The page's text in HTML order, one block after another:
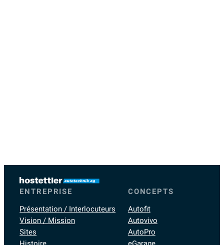
ENTREPRISE
Présentation / Interlocuteurs
Vision / Mission
Sites
CONCEPTS
Autofit
Autovivo
AutoPro